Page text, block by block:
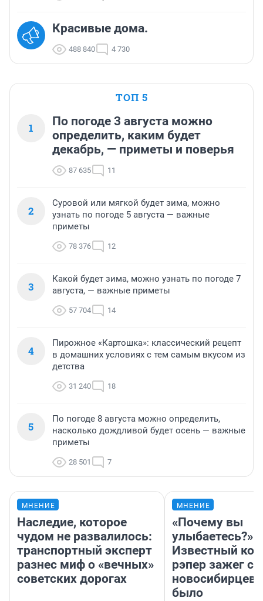
Красивые дома.
488 840 4 730
ТОП 5
1
По погоде 3 августа можно
определить, каким будет
декабрь, — приметы и поверья
87 635 11
2
Суровой или мягкой будет зима, можно
узнать по погоде 5 августа — важные
приметы
78 376 12
3
Какой будет зима, можно узнать по погоде 7
августа, — важные приметы
57 704 14
4
Пирожное «Картошка»: классический рецепт
в домашних условиях с тем самым вкусом из
детства
31 240 18
5
По погоде 8 августа можно определить,
насколько дождливой будет осень — важные
приметы
28 501 7
МНЕНИЕ
Наследие, которое
чудом не развалилось:
транспортный эксперт
разнес миф о «вечных»
советских дорогах
МНЕНИЕ
«Почему вы
улыбаетесь?»
Известный
рэпер зажег с
новосибирцев:
было